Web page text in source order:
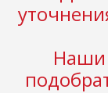
Наши